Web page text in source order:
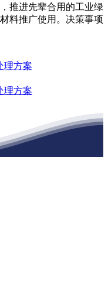
推进先辈合用的工业绿
料推广使用。决策事项
理方案
理方案